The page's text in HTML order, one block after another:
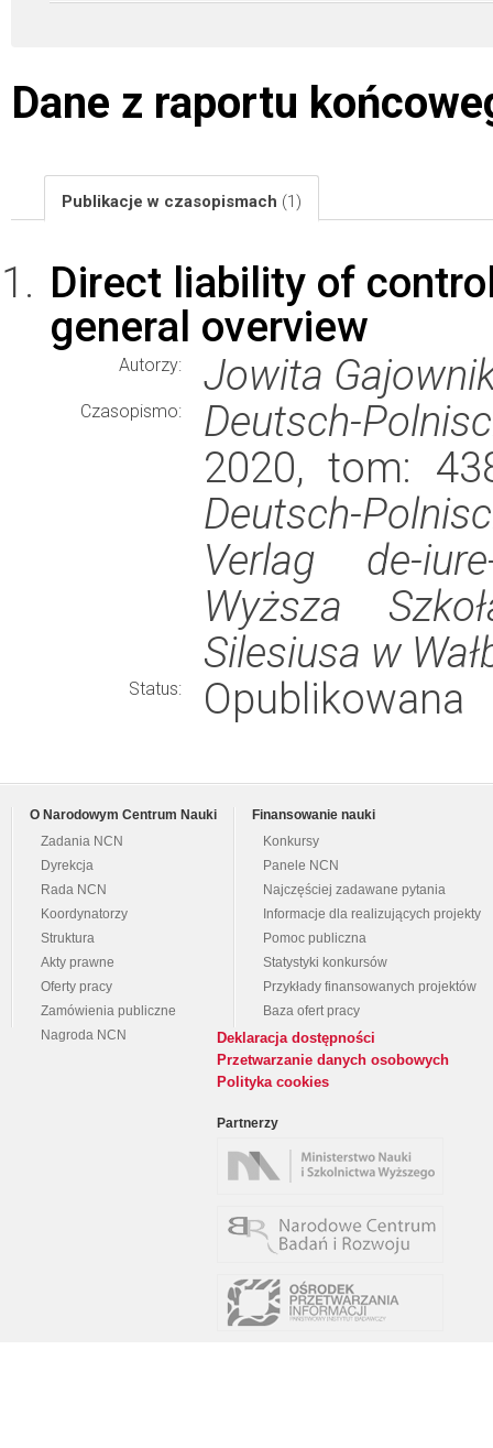
Dane z raportu
Publikacje w czasopismach (1)
Direct liability of
general overview
Autorzy: Jowita
Czasopismo:
Deutsch-
2020, tom:
Deutsch-
Verlag de-
Wyższa
Silesiusa w
Status: Opublikowana
O Narodowym Centrum Nauki
Zadania NCN
Dyrekcja
Rada NCN
Koordynatorzy
Struktura
Akty prawne
Oferty pracy
Zamówienia publiczne
Nagroda NCN
Finansowanie nauki
Konkursy
Panele NCN
Najczęściej zadawane pytania
Informacje dla realizujących projekty
Pomoc publiczna
Statystyki konkursów
Przykłady finansowanych projektów
Baza ofert pracy
Deklaracja dostępności
Przetwarzanie danych osobowych
Polityka cookies
Partnerzy